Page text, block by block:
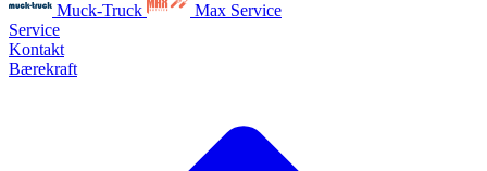
Muck-Truck
Max Service
Service
Kontakt
Bærekraft